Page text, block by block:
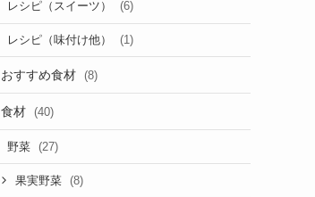
レシピ（スイーツ） (6)
レシピ（味付け他） (1)
おすすめ食材 (8)
食材 (40)
野菜 (27)
果実野菜 (8)